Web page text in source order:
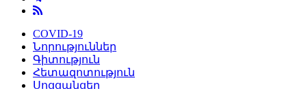
COVID-19
Նորություններ
Գիտություն
Հետազոտություն
Սոցցանցեր